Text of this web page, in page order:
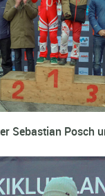
Sebastian Posch